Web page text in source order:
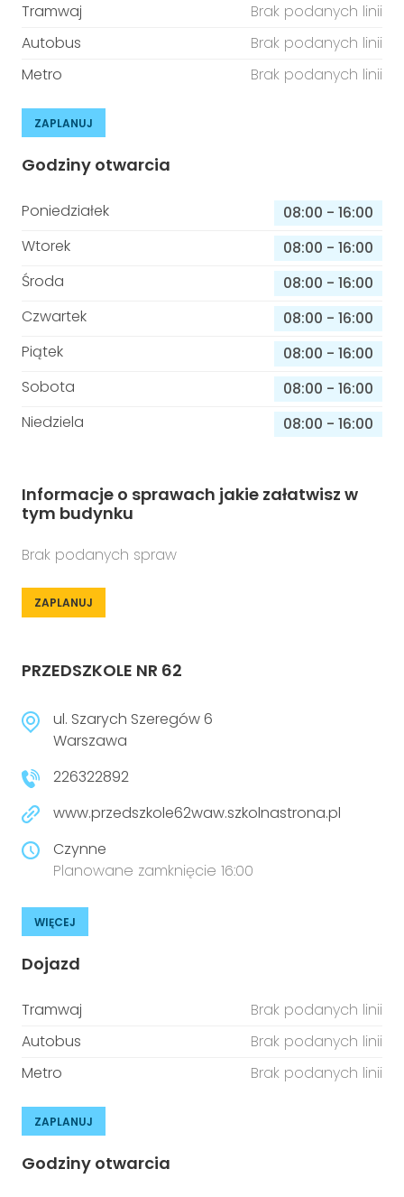
Tramwaj
Brak podanych linii
Autobus
Brak podanych linii
Metro
Brak podanych linii
ZAPLANUJ
Godziny otwarcia
Poniedziałek 08:00 - 16:00
Wtorek
08:00 - 16:00
Środa
08:00 - 16:00
Czwartek
08:00 - 16:00
Piątek
08:00 - 16:00
Sobota
08:00 - 16:00
Niedziela
08:00 - 16:00
Informacje o sprawach jakie załatwisz w
tym budynku
Brak podanych spraw
ZAPLANUJ
PRZEDSZKOLE NR 62
ul. Szarych Szeregów 6
Warszawa
226322892
www.przedszkole62waw.szkolnastrona.pl
Czynne
Planowane zamknięcie 16:00
WIĘCEJ
Dojazd
Tramwaj
Brak podanych linii
Autobus
Brak podanych linii
Metro
Brak podanych linii
ZAPLANUJ
Godziny otwarcia